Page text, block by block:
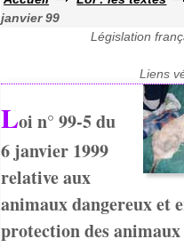
janvier 99
Législation
Liens
Loi n° 99-5 du
6 janvier 1999
relative aux
animaux dangereux et
protection des animaux